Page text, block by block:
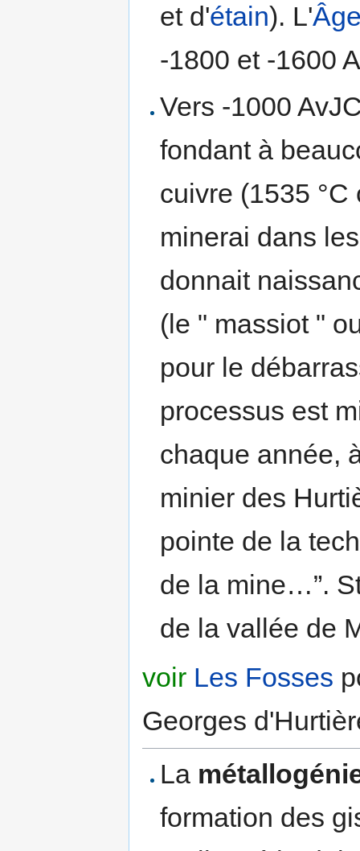
et d'étain). L'
-1800 et -1600
Vers -1000
fondant à
cuivre (1535
minerai dans
donnait
(le " massiot "
pour le
processus est
chaque année,
minier des
pointe de la
de la mine…”.
de la vallée de
voir Les Fosses
Georges
La
formation des